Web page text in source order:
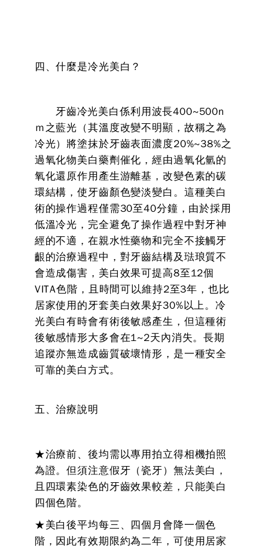
四、什麼是冷光美白？
牙齒冷光美白係利用波長400~500n
ｍ之藍光（其溫度改變不明顯，故稱之為
冷光）將塗抹於牙齒表面濃度20%~38%之
過氧化物美白藥劑催化，經由過氧化氫的
氧化還原作用產生游離基，改變色素的碳
環結構，使牙齒顏色變淡變白。這種美白
術的操作過程僅需30至40分鐘，由於採用
低溫冷光，完全避免了操作過程中對牙神
經的不適，在親水性藥物和完全不接觸牙
齦的治療過程中，對牙齒結構及琺琅質不
會造成傷害，美白效果可提高8至12個
VITA色階，且時間可以維持2至3年，也比
居家使用的牙套美白效果好30%以上。冷
光美白有時會有術後敏感產生，但這種術
後敏感情形大多會在1~2天內消失。長期
追蹤亦無造成齒質破壞情形，是一種安全
可靠的美白方式。
五、治療說明
★治療前、後均需以專用拍立得相機拍照
為證。但須注意假牙（瓷牙）無法美白，
且四環素染色的牙齒效果較差，只能美白
四個色階。
★美白後平均每三、四個月會降一個色
階，因此有效期限約為二年，可使用居家